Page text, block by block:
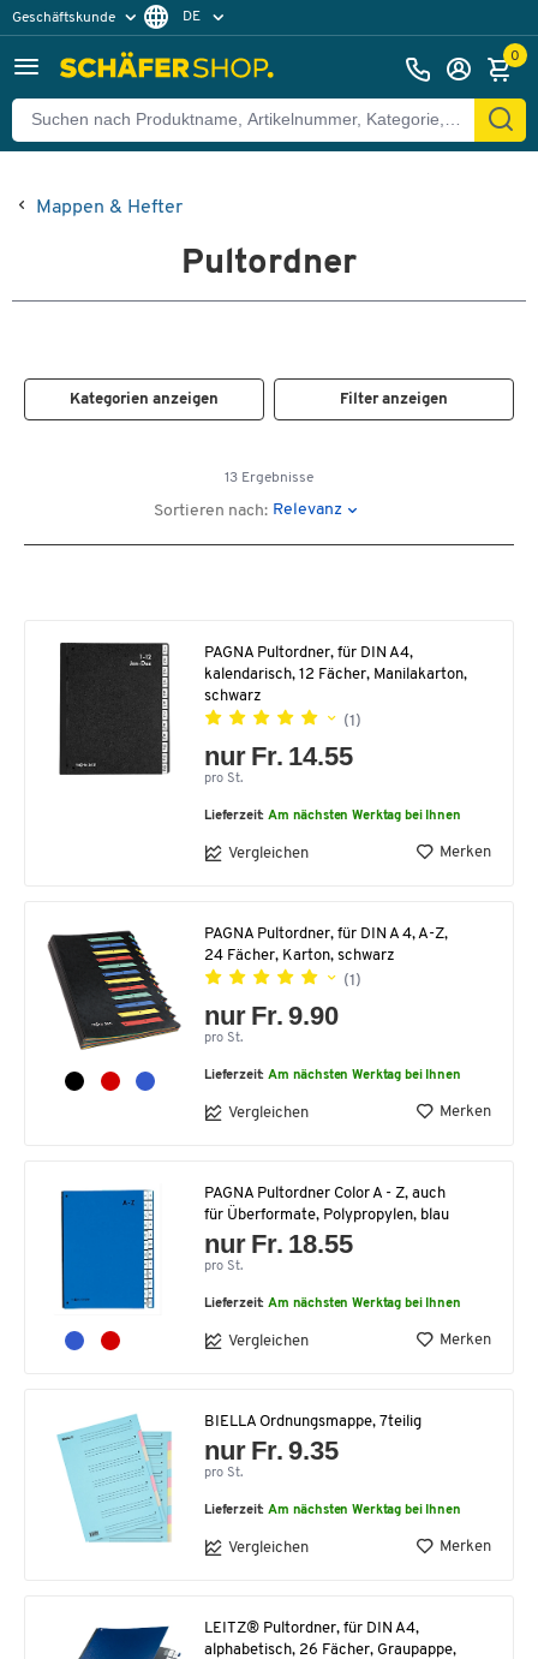
Geschäftskunde DE
0
Mappen & Hefter
Pultordner
Kategorien anzeigen Filter anzeigen
13 Ergebnisse
Sortieren nach: Relevanz
PAGNA Pultordner, für DIN A4,
kalendarisch, 12 Fächer, Manilakarton,
schwarz
(1)
nur Fr. 14.55
pro St.
Lieferzeit:Am nächsten Werktag bei Ihnen
Vergleichen Merken
PAGNA Pultordner, für DIN A 4, A-Z,
24 Fächer, Karton, schwarz
(1)
nur Fr. 9.90
pro St.
Lieferzeit:Am nächsten Werktag bei Ihnen
Vergleichen Merken
PAGNA Pultordner Color A - Z, auch
für Überformate, Polypropylen, blau
nur Fr. 18.55
pro St.
Lieferzeit:Am nächsten Werktag bei Ihnen
Vergleichen Merken
BIELLA Ordnungsmappe, 7teilig
nur Fr. 9.35
pro St.
Lieferzeit:Am nächsten Werktag bei Ihnen
Vergleichen Merken
LEITZ® Pultordner, für DIN A4,
alphabetisch, 26 Fächer, Graupappe,